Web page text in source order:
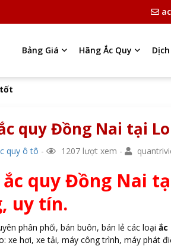
Bảng Giá Hãng Ắc Quy
quy Đồng Nai tại
quy ô tô - 1207 lượt xem -
quy Đồng Nai
uy tín.
phân phối, bán buôn, bán lẻ các loại ắc
xe hơi, xe tải, máy công trình, máy phát